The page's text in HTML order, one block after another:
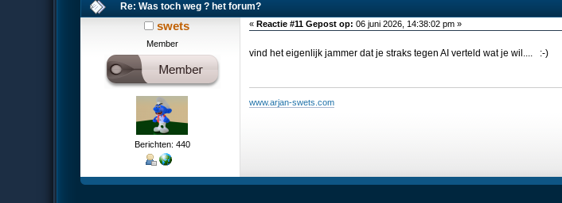
Re: Was toch weg ? het forum?
swets
Member
Berichten: 440
« Reactie #11 Gepost op: 06 juni 2026, 14:38:02 pm »
vind het eigenlijk jammer dat je straks tegen AI verteld wat je wil.... :-)
www.arjan-swets.com